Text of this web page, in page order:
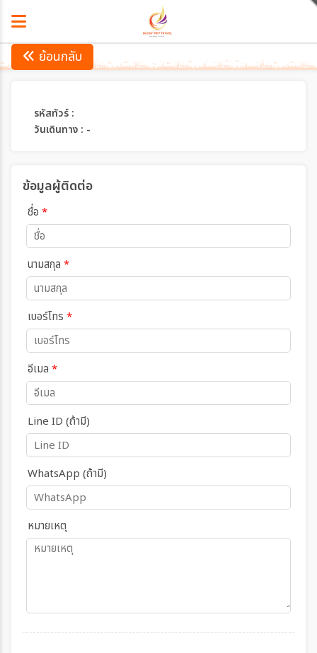
ย้อนกลับ
รหัสทัวร์ :
วันเดินทาง : -
ข้อมูลผู้ติดต่อ
ชื่อ *
นามสกุล *
เบอร์โทร *
อีเมล *
Line ID (ถ้ามี)
WhatsApp (ถ้ามี)
หมายเหตุ